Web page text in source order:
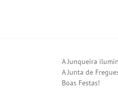
Image
A Junqueira
A Junta de
Boas Festas!